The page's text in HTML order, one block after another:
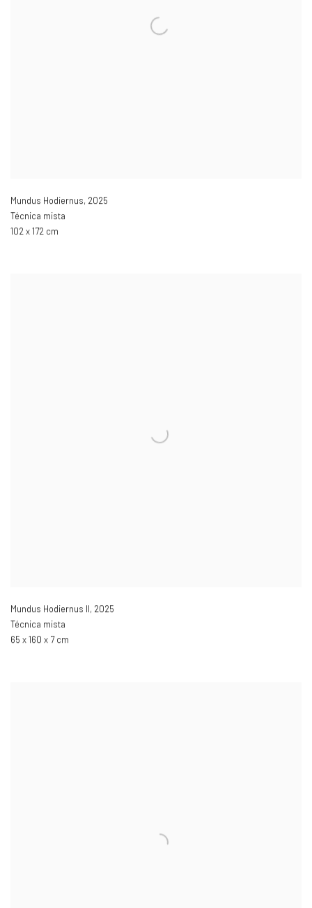
Mundus Hodiernus, 2025
Técnica mista
102 x 172 cm
Mundus Hodiernus II, 2025
Técnica mista
65 x 160 x 7 cm